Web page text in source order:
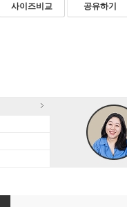
사이즈비교 공유하기